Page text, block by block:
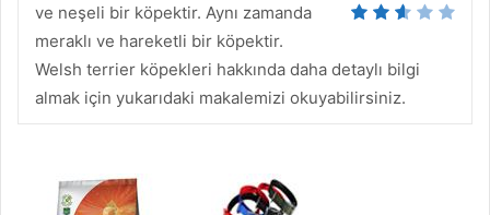
ve neşeli bir köpektir. Aynı zamanda
meraklı ve hareketli bir köpektir.
Welsh terrier köpekleri hakkında daha detaylı bilgi
almak için yukarıdaki makalemizi okuyabilirsiniz.